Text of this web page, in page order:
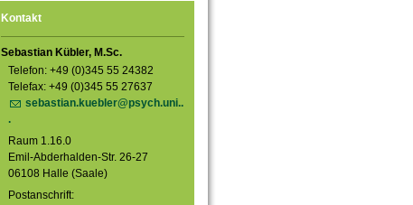
Kontakt
Sebastian Kübler, M.Sc.
Telefon: +49 (0)345 55 24382
Telefax: +49 (0)345 55 27637
sebastian.kuebler@psych.uni..
.
Raum 1.16.0
Emil-Abderhalden-Str. 26-27
06108 Halle (Saale)
Postanschrift: